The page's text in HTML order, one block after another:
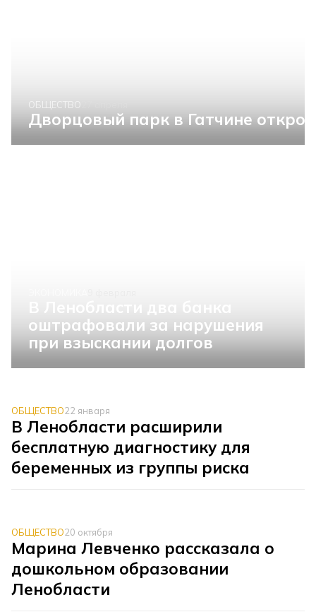
ОБЩЕСТВО
Дворцовый парк в Гатчине
оштрафовали за нарушения
при взыскании долгов
ОБЩЕСТВО22 января
В Ленобласти расширили
бесплатную диагностику для
беременных из группы риска
ОБЩЕСТВО20 октября
Марина Левченко рассказала о
дошкольном образовании
Ленобласти